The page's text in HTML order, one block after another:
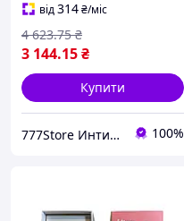
від314₴/міс
3 144.15₴
4 623.75 ₴
Купити
777Store Интим Маркет 100%